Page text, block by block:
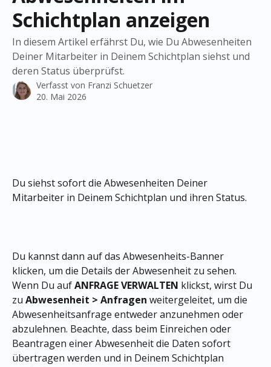
Schichtplan anzeigen
In diesem Artikel erfährst Du, wie Du Abwesenheiten
Deiner Mitarbeiter in Deinem Schichtplan siehst und
deren Status überprüfst.
Verfasst von Franzi Schuetzer
20. Mai 2026
Du siehst sofort die Abwesenheiten Deiner
Mitarbeiter in Deinem Schichtplan und ihren Status.
Du kannst dann auf das Abwesenheits-Banner
klicken, um die Details der Abwesenheit zu sehen.
Wenn Du auf ANFRAGE VERWALTEN klickst, wirst Du
zu Abwesenheit > Anfragen weitergeleitet, um die
Abwesenheitsanfrage entweder anzunehmen oder
abzulehnen. Beachte, dass beim Einreichen oder
Beantragen einer Abwesenheit die Daten sofort
übertragen werden und in Deinem Schichtplan